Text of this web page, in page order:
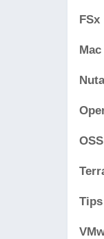
FSx
Mac
OSS
Tips